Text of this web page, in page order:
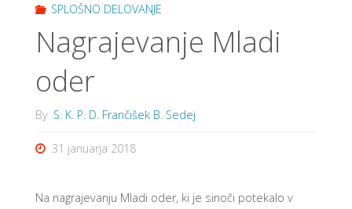
SPLOŠNO DELOVANJE
Nagrajevanje Mladi
oder
By S. K. P. D. Frančišek B. Sedej
31 januarja 2018
Na nagrajevanju Mladi oder, ki je sinoči potekalo v